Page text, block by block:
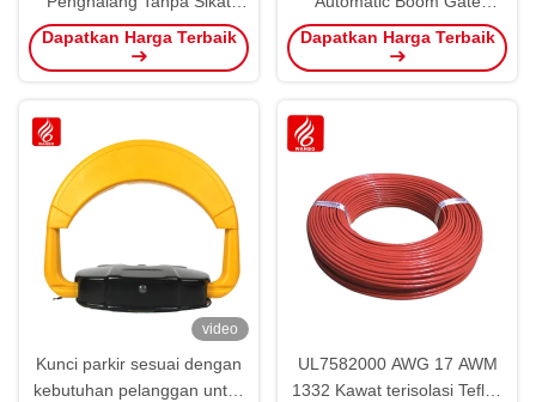
150W
Dapatkan Harga Terbaik
Barrier 3-6M Untuk Parking
Blocker
Dapatkan Harga Terbaik
video
Kunci parkir sesuai dengan
kebutuhan pelanggan untuk
UL7582000 AWG 17 AWM
1332 Kawat terisolasi Teflon